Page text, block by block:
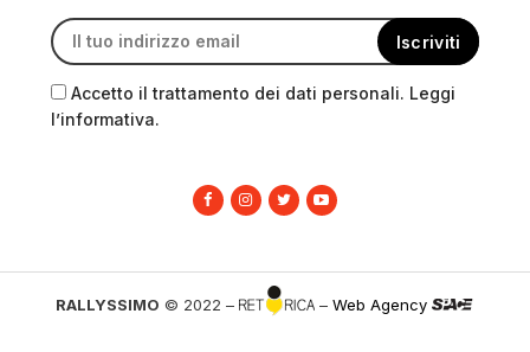
Accetto il trattamento dei dati personali. Leggi
l’informativa.
RALLYSSIMO © 2022 – –Web Agency